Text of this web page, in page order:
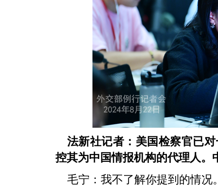
法新社记者：美国检察官已
控其为中国情报机构的代理人。
毛宁：我不了解你提到的情况